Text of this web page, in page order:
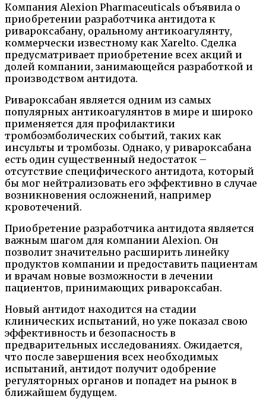
Компания Alexion Pharmaceuticals объявила о
приобретении разработчика антидота к
ривароксабану, оральному антикоагулянту,
коммерчески известному как Xarelto. Сделка
предусматривает приобретение всех акций и
долей компании, занимающейся разработкой и
производством антидота.
Ривароксабан является одним из самых
популярных антикоагулянтов в мире и широко
применяется для профилактики
тромбоэмболических событий, таких как
инсульты и тромбозы. Однако, у ривароксабана
есть один существенный недостаток –
отсутствие специфического антидота, который
бы мог нейтрализовать его эффективно в случае
возникновения осложнений, например
кровотечений.
Приобретение разработчика антидота является
важным шагом для компании Alexion. Он
позволит значительно расширить линейку
продуктов компании и предоставить пациентам
и врачам новые возможности в лечении
пациентов, принимающих ривароксабан.
Новый антидот находится на стадии
клинических испытаний, но уже показал свою
эффективность и безопасность в
предварительных исследованиях. Ожидается,
что после завершения всех необходимых
испытаний, антидот получит одобрение
регуляторных органов и попадет на рынок в
ближайшем будущем.